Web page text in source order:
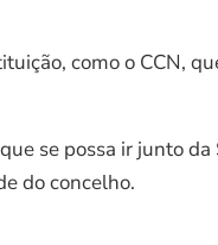
como o CCN,
se possa ir junto
do concelho.